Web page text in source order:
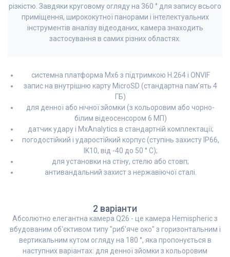
різкістю. Завдяки круговому огляду на 360 ° для запису всього
приміщення, ширококутної панорами і інтелектуальних
інструментів аналізу відеоданих, камера знаходить
застосування в самих різних областях.
системна платформа Mx6 з підтримкою H.264 і ONVIF
запис на внутрішню карту MicroSD (стандартна пам’ять 4
ГБ)
для денної або нічної зйомки (з кольоровим або чорно-
білим відеосенсором 6 МП)
датчик удару і MxAnalytics в стандартній комплектації;
погодостійкий і ударостійкий корпус (ступінь захисту IP66,
IK10, від -40 до 50 ° C);
для установки на стіну, стелю або стовп;
антивандальний захист з нержавіючої сталі.
2 варіанти
Абсолютно елегантна камера Q26 - це камера Hemispheric з
вбудованим об'єктивом типу "риб'яче око" з горизонтальним і
вертикальним кутом огляду на 180 °, яка пропонується в
наступних варіантах: для денної зйомки з кольоровим